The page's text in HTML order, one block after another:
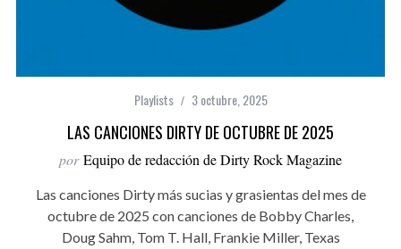
Playlists 3 octubre, 2025
LAS CANCIONES DIRTY DE OCTUBRE DE 2025
por Equipo de redacción de Dirty Rock Magazine
Las canciones Dirty más sucias y grasientas del mes de
octubre de 2025 con canciones de Bobby Charles,
Doug Sahm, Tom T. Hall, Frankie Miller, Texas